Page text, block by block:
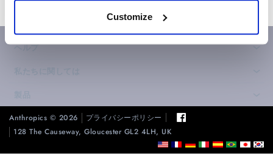
Customize
ヘルプ
Anthropics © 2026
プライバシーポリシー
128 The Causeway, Gloucester GL2 4LH, UK